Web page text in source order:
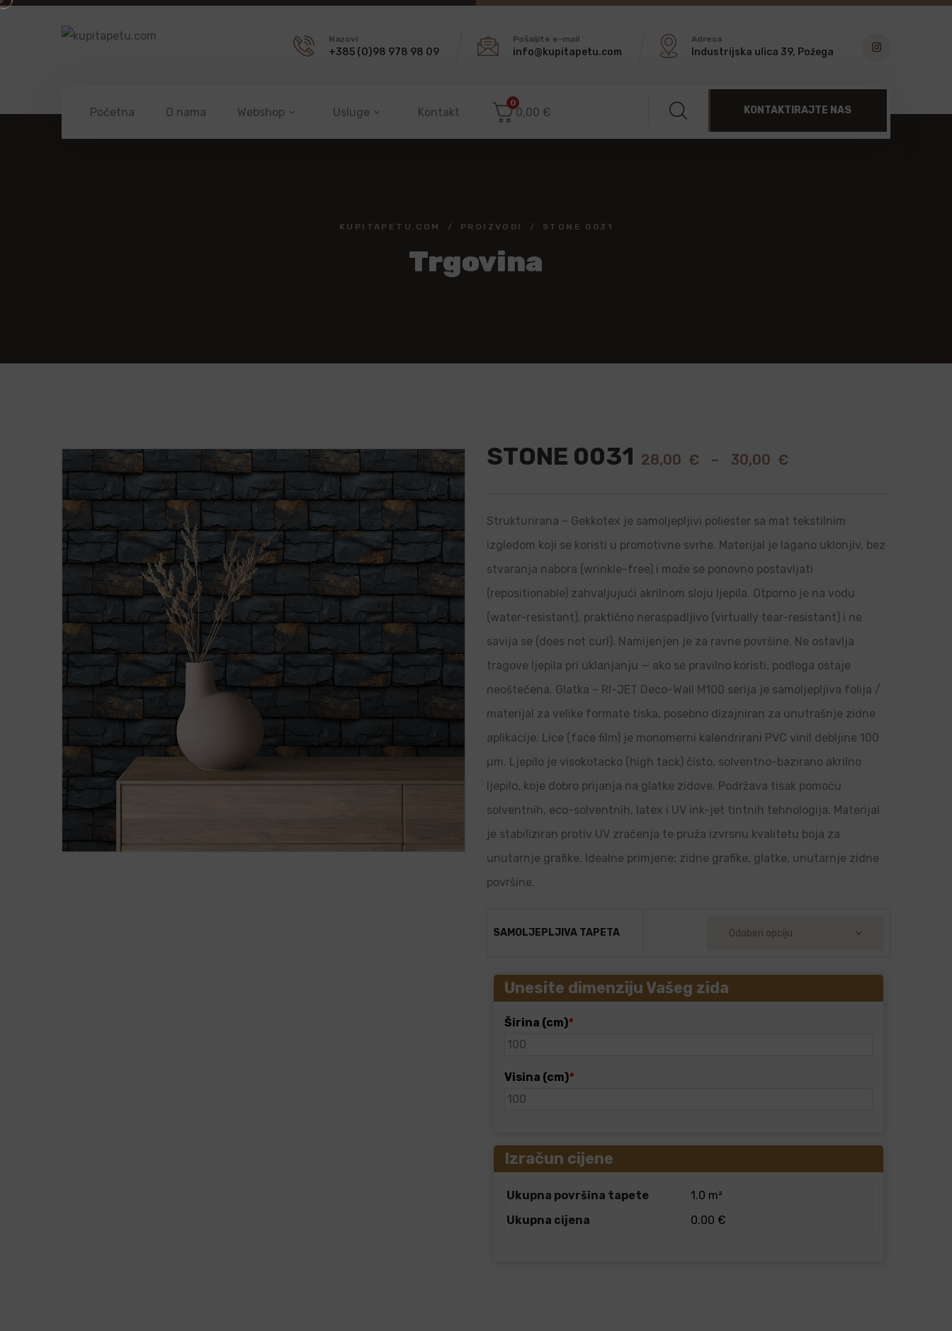
Nazovi
+385 (0)98 978 98 09
Pošaljite e-mail
info@kupitapetu.com
Adresa
Industrijska ulica 39, Požega
Početna O nama Webshop Usluge Kontakt
0
0,00 € KONTAKTIRAJTE NAS
KUPITAPETU.COM PROIZVODI STONE 0031
Trgovina
🔍
STONE 0031 28,00 € – 30,00 €
Strukturirana – Gekkotex je samoljepljivi poliester sa mat tekstilnim
izgledom koji se koristi u promotivne svrhe. Materijal je lagano uklonjiv, bez
stvaranja nabora (wrinkle-free) i može se ponovno postavljati
(repositionable) zahvaljujući akrilnom sloju ljepila. Otporno je na vodu
(water-resistant), praktično neraspadljivo (virtually tear-resistant) i ne
savija se (does not curl). Namijenjen je za ravne površine. Ne ostavlja
tragove ljepila pri uklanjanju — ako se pravilno koristi, podloga ostaje
neoštećena. Glatka – RI-JET Deco-Wall M100 serija je samoljepljiva folija /
materijal za velike formate tiska, posebno dizajniran za unutrašnje zidne
aplikacije. Lice (face film) je monomerni kalendrirani PVC vinil debljine 100
µm. Ljepilo je visokotacko (high tack) čisto, solventno-bazirano akrilno
ljepilo, koje dobro prijanja na glatke zidove. Podržava tisak pomoću
solventnih, eco-solventnih, latex i UV ink-jet tintnih tehnologija. Materijal
je stabiliziran protiv UV zračenja te pruža izvrsnu kvalitetu boja za
unutarnje grafike. Idealne primjene: zidne grafike, glatke, unutarnje zidne
površine.
SAMOLJEPLJIVA TAPETA
Unesite dimenziju Vašeg zida
Širina (cm)*
Visina (cm)*
Izračun cijene
Ukupna površina tapete
1.0 m²
Ukupna cijena
0.00 €